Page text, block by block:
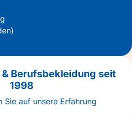
Berufsbekleidung seit
1998
Sie auf unsere Erfahrung